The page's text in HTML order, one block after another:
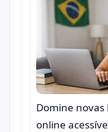
Domine novas
online